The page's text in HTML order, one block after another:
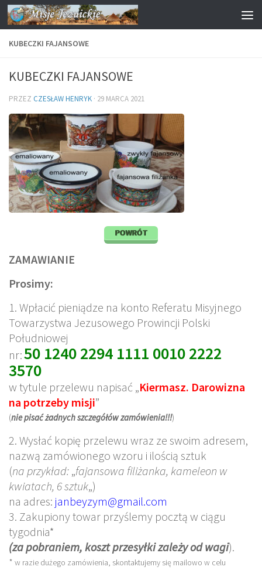
Przejdź do treści
KUBECZKI FAJANSOWE
KUBECZKI FAJANSOWE
PRZEZ CZESŁAW HENRYK · 29 MARCA 2021
POWRÓT
ZAMAWIANIE
Prosimy:
1. Wpłacić pieniądze na konto Referatu Misyjnego
Towarzystwa Jezusowego Prowincji Polski
Południowej
nr:50 1240 2294 1111 0010 2222
3570
w tytule przelewu napisać „Kiermasz. Darowizna
na potrzeby misji”
(nie pisać żadnych szczegółów zamówienia!!!)
2. Wysłać kopię przelewu wraz ze swoim adresem,
nazwą zamówionego wzoru i ilością sztuk
(na przykład: „fajansowa filiżanka, kameleon w
kwiatach, 6 sztuk„)
na adres: janbeyzym@gmail.com
3. Zakupiony towar przyślemy pocztą w ciągu
tygodnia*
(za pobraniem, koszt przesyłki zależy od wagi).
* w razie dużego zamówienia, skontaktujemy się mailowo w celu